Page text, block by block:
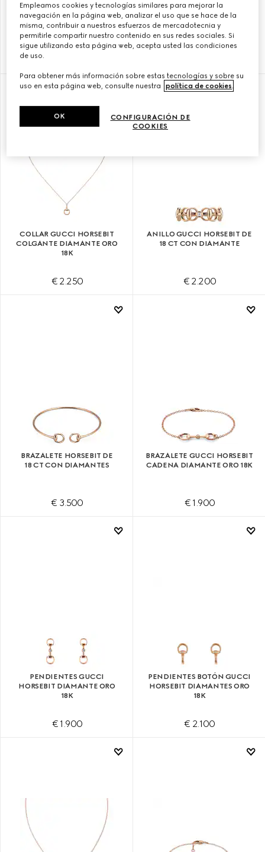
ANILLO GUCCI HORSEBIT DE
18 CT CON DIAMANTES
PENDIENTES TUERCA GUCCI
HORSEBIT DIAMANTE ORO
18K
COLLAR GUCCI HORSEBIT
COLGANTE DIAMANTE ORO
18K
€ 2.250
ANILLO GUCCI HORSEBIT DE
18 CT CON DIAMANTE
€ 2.200
BRAZALETE HORSEBIT DE
18 CT CON DIAMANTES
€ 3.500
BRAZALETE GUCCI HORSEBIT
CADENA DIAMANTE ORO 18K
€ 1.900
PENDIENTES GUCCI
HORSEBIT DIAMANTE ORO
18K
€ 1.900
PENDIENTES BOTÓN GUCCI
HORSEBIT DIAMANTES ORO
18K
€ 2.100
Empleamos cookies y tecnologías similares para mejorar la
navegación en la página web, analizar el uso que se hace de la
misma, contribuir a nuestros esfuerzos de mercadotecnia y
permitirle compartir nuestro contenido en sus redes sociales. Si
sigue utilizando esta página web, acepta usted las condiciones
de uso.
Para obtener más información sobre estas tecnologías y sobre su
uso en esta página web, consulte nuestra
política de cookies
CONFIGURACIÓN DE
COOKIES
OK